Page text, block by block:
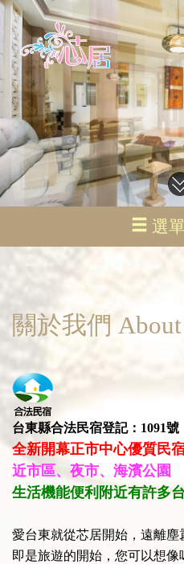
選
關於我們
台東縣合法民宿登記：1091號
全新開幕正市中心優質民
近市區、夜市、海濱公園
生活機能便利附近有許多
愛台東就從芯居開始，遠離塵
即是旅遊的開始，您可以想